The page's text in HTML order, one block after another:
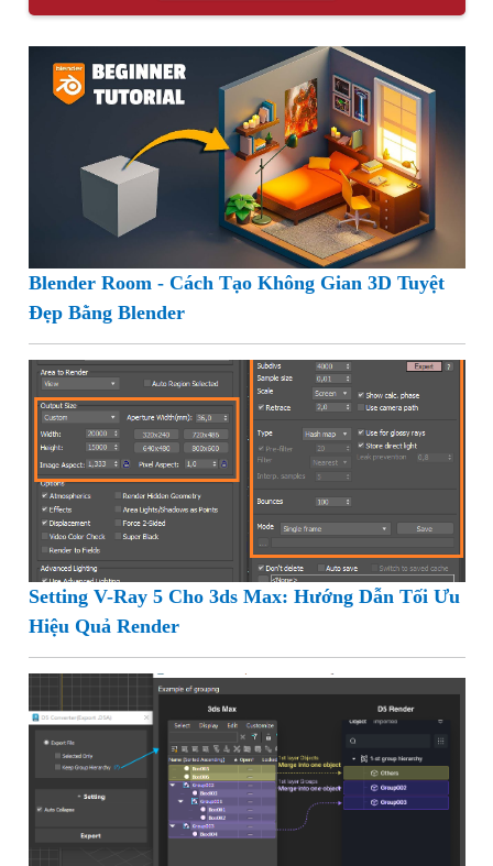
Blender Room - Cách Tạo Không Gian 3D Tuyệt
Đẹp Bằng Blender
Setting V-Ray 5 Cho 3ds Max: Hướng Dẫn Tối Ưu
Hiệu Quả Render